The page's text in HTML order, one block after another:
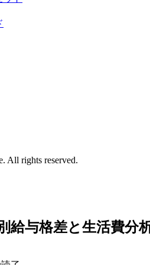
All rights reserved.
給与格差と生活費分